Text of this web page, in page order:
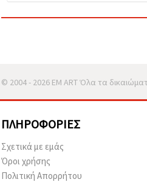
© 2004 - 2026 EM ART Όλα τα
ΠΛΗΡΟΦΟΡΊΕΣ
Σχετικά με εμάς
Όροι χρήσης
Πολιτική Απορρήτου